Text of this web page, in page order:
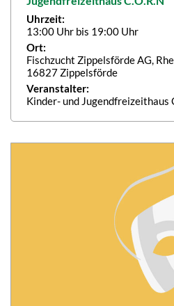
Uhrzeit:
13:00 Uhr bis 19:00 Uhr
Ort:
Fischzucht Zippelsförde AG,
16827 Zippelsförde
Veranstalter:
Kinder- und Jugendfreizeithaus